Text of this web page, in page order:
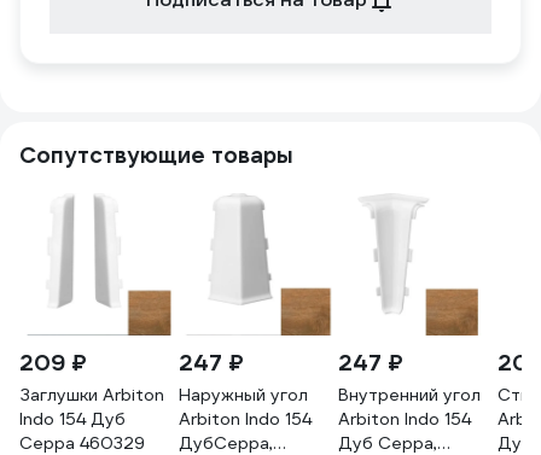
Сопутствующие товары
209 ₽
Заглушки Arbiton
Indo 154 Дуб
Серра 460329
247 ₽
Наружный угол
Arbiton Indo 154
ДубСерра,
247 ₽
Внутренний угол
Arbiton Indo 154
Дуб Серра,
Дуб